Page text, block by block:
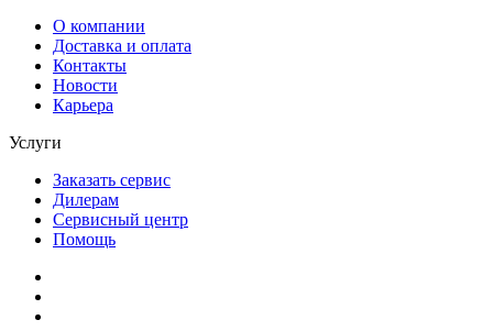
О компании
Доставка и оплата
Контакты
Новости
Карьера
Услуги
Заказать сервис
Дилерам
Сервисный центр
Помощь